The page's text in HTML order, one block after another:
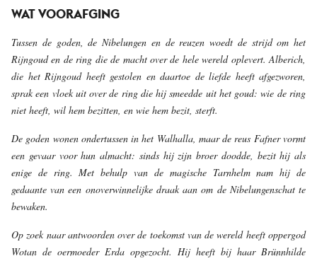
WAT VOORAFGING
Tussen de goden, de Nibelungen en de reuzen woedt de strijd om het
Rijngoud en de ring die de macht over de hele wereld oplevert. Alberich,
die het Rijngoud heeft gestolen en daartoe de liefde heeft afgezworen,
sprak een vloek uit over de ring die hij smeedde uit het goud: wie de ring
niet heeft, wil hem bezitten, en wie hem bezit, sterft.
De goden wonen ondertussen in het Walhalla, maar de reus Fafner vormt
een gevaar voor hun almacht: sinds hij zijn broer doodde, bezit hij als
enige de ring. Met behulp van de magische Tarnhelm nam hij de
gedaante van een onoverwinnelijke draak aan om de Nibelungenschat te
bewaken.
Op zoek naar antwoorden over de toekomst van de wereld heeft oppergod
Wotan de oermoeder Erda opgezocht. Hij heeft bij haar Brünnhilde